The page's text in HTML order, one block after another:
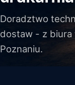
Doradztwo
dostaw - z biura
Poznaniu.